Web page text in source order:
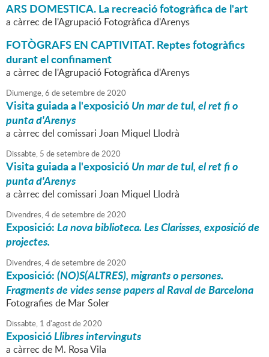
ARS DOMESTICA. La recreació fotogràfica de l'art
a càrrec de l'Agrupació Fotogràfica d'Arenys
FOTÒGRAFS EN CAPTIVITAT. Reptes fotogràfics
durant el confinament
a càrrec de l'Agrupació Fotogràfica d'Arenys
Diumenge,6 desetembrede2020
Visita guiada a l'exposicióUn mar de tul, el ret fi o
punta d'Arenys
a càrrec del comissari Joan Miquel Llodrà
Dissabte, 5 desetembrede2020
Visita guiada a l'exposicióUn mar de tul, el ret fi o
punta d'Arenys
a càrrec del comissari Joan Miquel Llodrà
Divendres,4desetembrede2020
Exposició:La nova biblioteca. Les Clarisses, exposició de
projectes.
Divendres,4desetembrede2020
Exposició:(NO)S(ALTRES), migrants o persones.
Fragments de vides sense papers al Raval de Barcelona
Fotografies de Mar Soler
Dissabte, 1 d'agostde2020
ExposicióLlibres intervinguts
a càrrec de M. Rosa Vila